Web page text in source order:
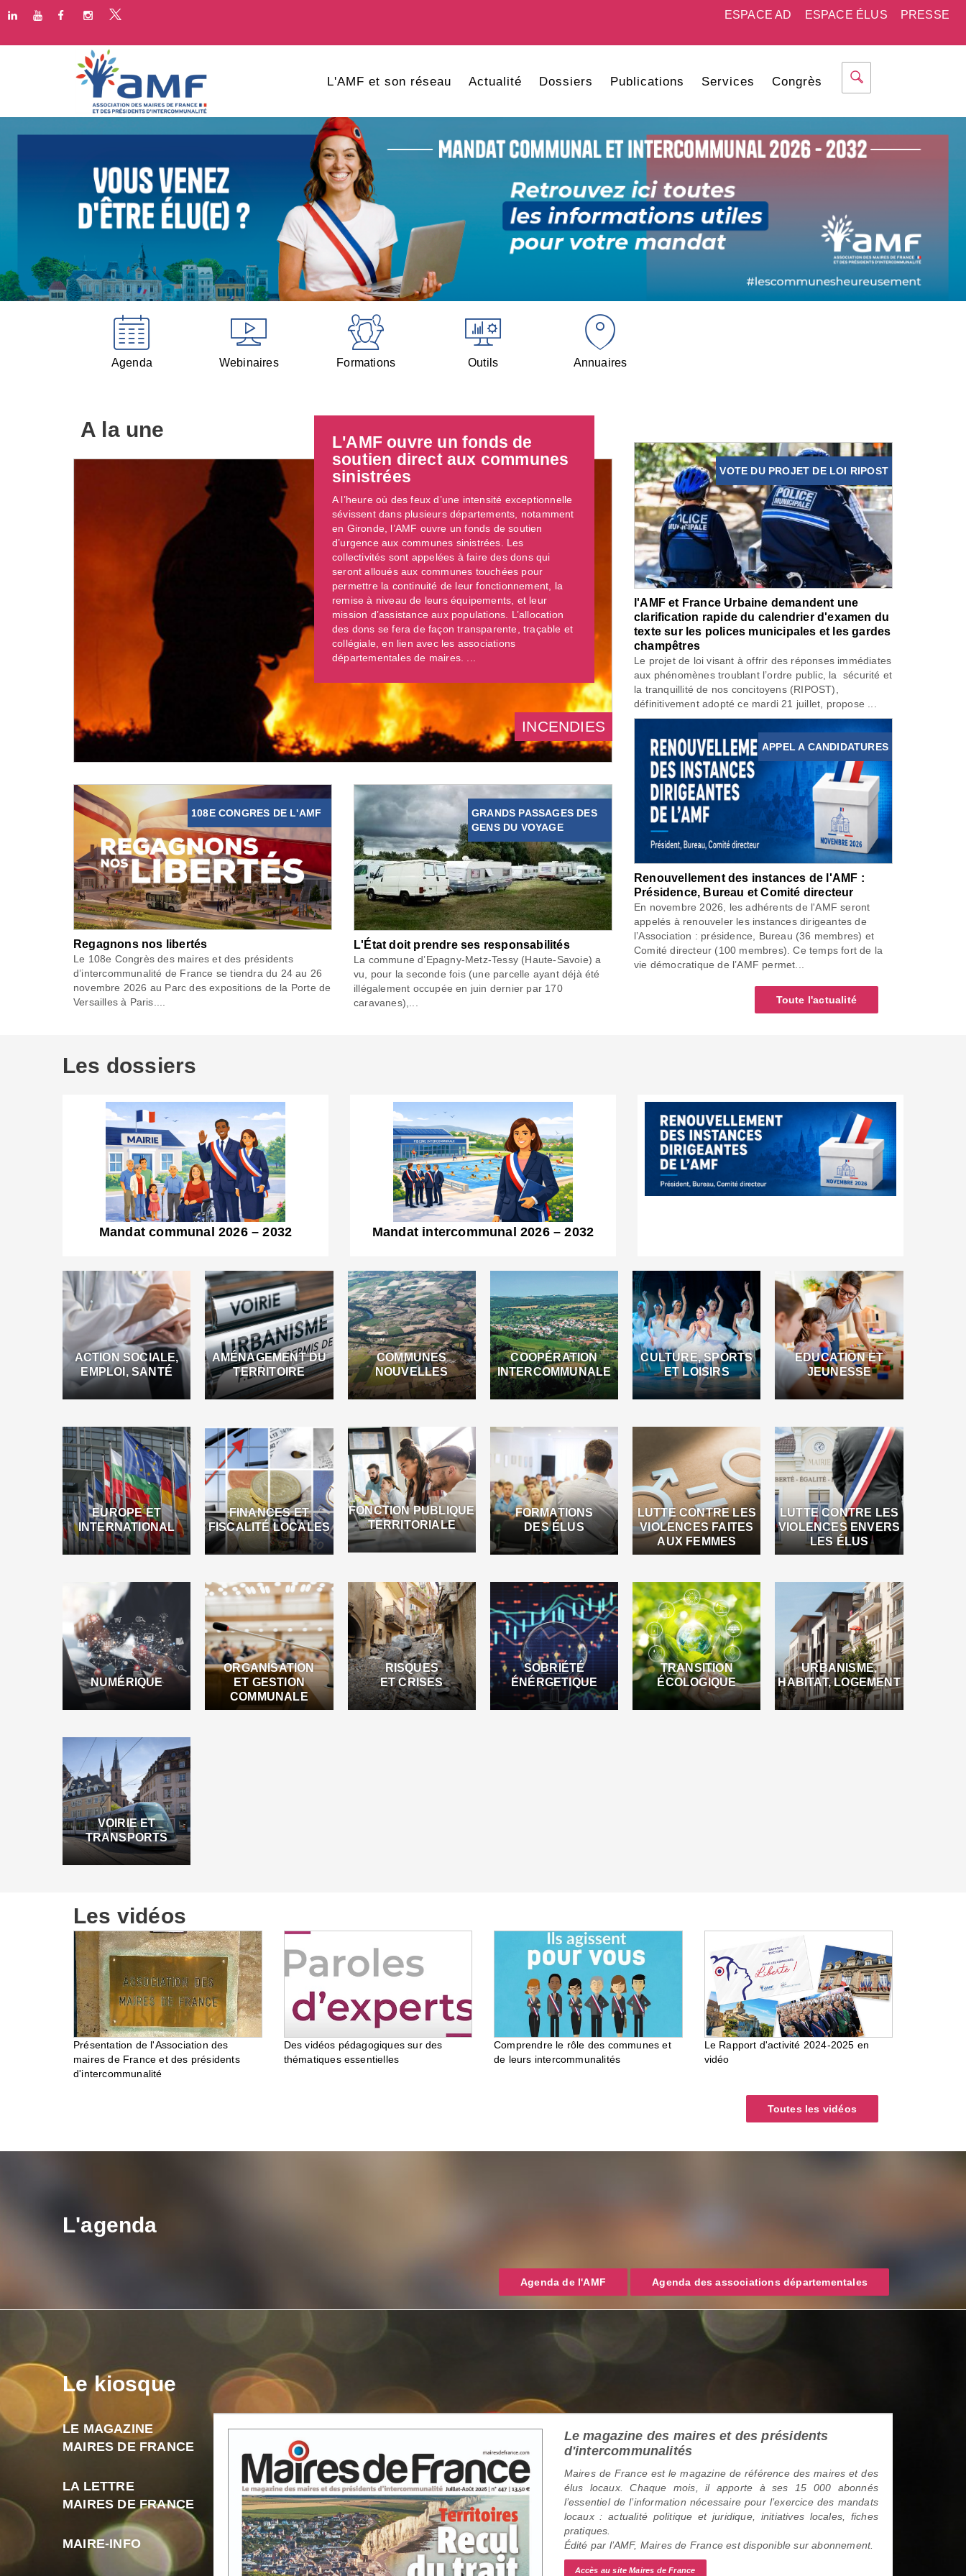
PRESSE
ESPACE ÉLUS
ESPACE AD
L'AMF et son réseau Actualité Dossiers Publications Services Congrès
Agenda Webinaires Formations Outils Annuaires
A la une
L'AMF ouvre un fonds de
soutien direct aux communes
sinistrées
A l’heure où des feux d’une intensité exceptionnelle
sévissent dans plusieurs départements, notamment
en Gironde, l’AMF ouvre un fonds de soutien
d’urgence aux communes sinistrées. Les
collectivités sont appelées à faire des dons qui
seront alloués aux communes touchées pour
permettre la continuité de leur fonctionnement, la
remise à niveau de leurs équipements, et leur
mission d’assistance aux populations. L’allocation
des dons se fera de façon transparente, traçable et
collégiale, en lien avec les associations
départementales de maires. ...
INCENDIES
108E CONGRES DE L'AMF
Regagnons nos libertés
Le 108e Congrès des maires et des présidents
d’intercommunalité de France se tiendra du 24 au 26
novembre 2026 au Parc des expositions de la Porte de
Versailles à Paris....
GRANDS PASSAGES DES
GENS DU VOYAGE
L'État doit prendre ses responsabilités
La commune d’Epagny-Metz-Tessy (Haute-Savoie) a
vu, pour la seconde fois (une parcelle ayant déjà été
illégalement occupée en juin dernier par 170
caravanes),...
VOTE DU PROJET DE LOI RIPOST
l'AMF et France Urbaine demandent une
clarification rapide du calendrier d'examen du
texte sur les polices municipales et les gardes
champêtres
Le projet de loi visant à offrir des réponses immédiates
aux phénomènes troublant l’ordre public, la sécurité et
la tranquillité de nos concitoyens (RIPOST),
définitivement adopté ce mardi 21 juillet, propose ...
APPEL A CANDIDATURES
Renouvellement des instances de l'AMF :
Présidence, Bureau et Comité directeur
En novembre 2026, les adhérents de l'AMF seront
appelés à renouveler les instances dirigeantes de
l’Association : présidence, Bureau (36 membres) et
Comité directeur (100 membres). Ce temps fort de la
vie démocratique de l’AMF permet...
Toute l'actualité
Les dossiers
Mandat communal 2026 – 2032 Mandat intercommunal 2026 – 2032
ACTION SOCIALE,
EMPLOI, SANTÉ
AMÉNAGEMENT DU
TERRITOIRE
COMMUNES
NOUVELLES
COOPÉRATION
INTERCOMMUNALE
CULTURE, SPORTS
ET LOISIRS
EDUCATION ET
JEUNESSE
EUROPE ET
INTERNATIONAL
FINANCES ET
FISCALITÉ LOCALES
FONCTION PUBLIQUE
TERRITORIALE
FORMATIONS
DES ÉLUS
LUTTE CONTRE LES
VIOLENCES FAITES
AUX FEMMES
LUTTE CONTRE LES
VIOLENCES ENVERS
LES ÉLUS
NUMÉRIQUE
ORGANISATION
ET GESTION
COMMUNALE
RISQUES
ET CRISES
SOBRIÉTÉ
ÉNÉRGETIQUE
TRANSITION
ÉCOLOGIQUE
URBANISME,
HABITAT, LOGEMENT
VOIRIE ET
TRANSPORTS
Les vidéos
Présentation de l'Association des
maires de France et des présidents
d'intercommunalité
Des vidéos pédagogiques sur des
thématiques essentielles
Comprendre le rôle des communes et
de leurs intercommunalités
Le Rapport d'activité 2024-2025 en
vidéo
Toutes les vidéos
L'agenda
Agenda de l'AMF Agenda des associations départementales
Le kiosque
LE MAGAZINE
MAIRES DE FRANCE
LA LETTRE
MAIRES DE FRANCE
MAIRE-INFO
Le magazine des maires et des présidents
d'intercommunalités
Maires de France est le magazine de référence des maires et des
élus locaux. Chaque mois, il apporte à ses 15 000 abonnés
l’essentiel de l’information nécessaire pour l’exercice des mandats
locaux : actualité politique et juridique, initiatives locales, fiches
pratiques.
Édité par l’AMF, Maires de France est disponible sur abonnement.
Accès au site Maires de France